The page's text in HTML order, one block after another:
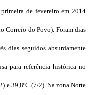
de fevereiro em 2014
Correio do Povo). Foram dias
dias seguidos absurdamente
para referência histórica no
e 39,8ºC (7/2). Na zona Norte